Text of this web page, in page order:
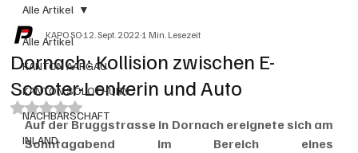
Alle Artikel
KANTON AARGAU
KANTON SOLOTHURN
NACHBARSCHAFT
INLAND
Alle Artikel
Dornach: Kollision zwischen E-
Scooter-Lenkerin und Auto
KAPO SO12. Sept. 20221 Min. Lesezeit
Mit NaN von 5 Sternen bewertet.
Auf der Bruggstrasse in Dornach ereignete sich am
Sonntagabend im Bereich eines